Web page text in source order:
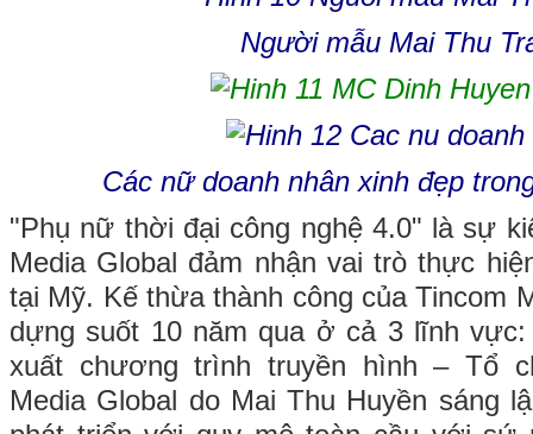
Người mẫu Mai Thu
Các nữ doanh nhân xinh đẹp
"Phụ nữ thời đại công nghệ 4.0" là sự
Media Global đảm nhận vai trò thực
tại Mỹ. Kế thừa thành công của Tincom
dựng suốt 10 năm qua ở cả 3 lĩnh
xuất chương trình truyền hình – Tổ
Media Global do Mai Thu Huyền sáng